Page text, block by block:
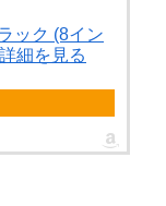
ック (8イン
細を見る